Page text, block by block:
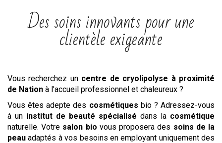
Des soins innovants pour une
clientèle exigeante
Vous recherchez un centre de cryolipolyse à proximité
de Nation à l'accueil professionnel et chaleureux ?
Vous êtes adepte des cosmétiques bio ? Adressez-vous
à un institut de beauté spécialisé dans la cosmétique
naturelle. Votre salon bio vous proposera des soins de la
peau adaptés à vos besoins en employant uniquement des